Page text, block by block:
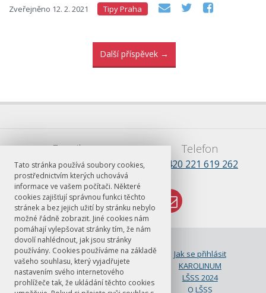
Tato stránka používá soubory cookies,
prostřednictvím kterých uchovává
informace ve vašem počítači. Některé
cookies zajišťují správnou funkci těchto
stránek a bez jejich užití by stránku nebylo
možné řádně zobrazit. Jiné cookies nám
pomáhají vylepšovat stránky tím, že nám
dovolí nahlédnout, jak jsou stránky
používány. Cookies používáme na základě
vašeho souhlasu, který vyjadřujete
nastavením svého internetového
prohlížeče tak, že ukládání těchto cookies
Zveřejněno 12. 2. 2021 Tipy Praha
Další příspěvek →
E-mail
lsss.praha@ff.cuni.cz
Telefon
+420 221 619 262
© FF UK 2026
ČJ jako cizí jazyk na FF UK
Jak se přihlásit
Kalendář 2023
KAROLINUM
LŠSS 2023
LŠSS 2024
LŠSS program
O LŠSS